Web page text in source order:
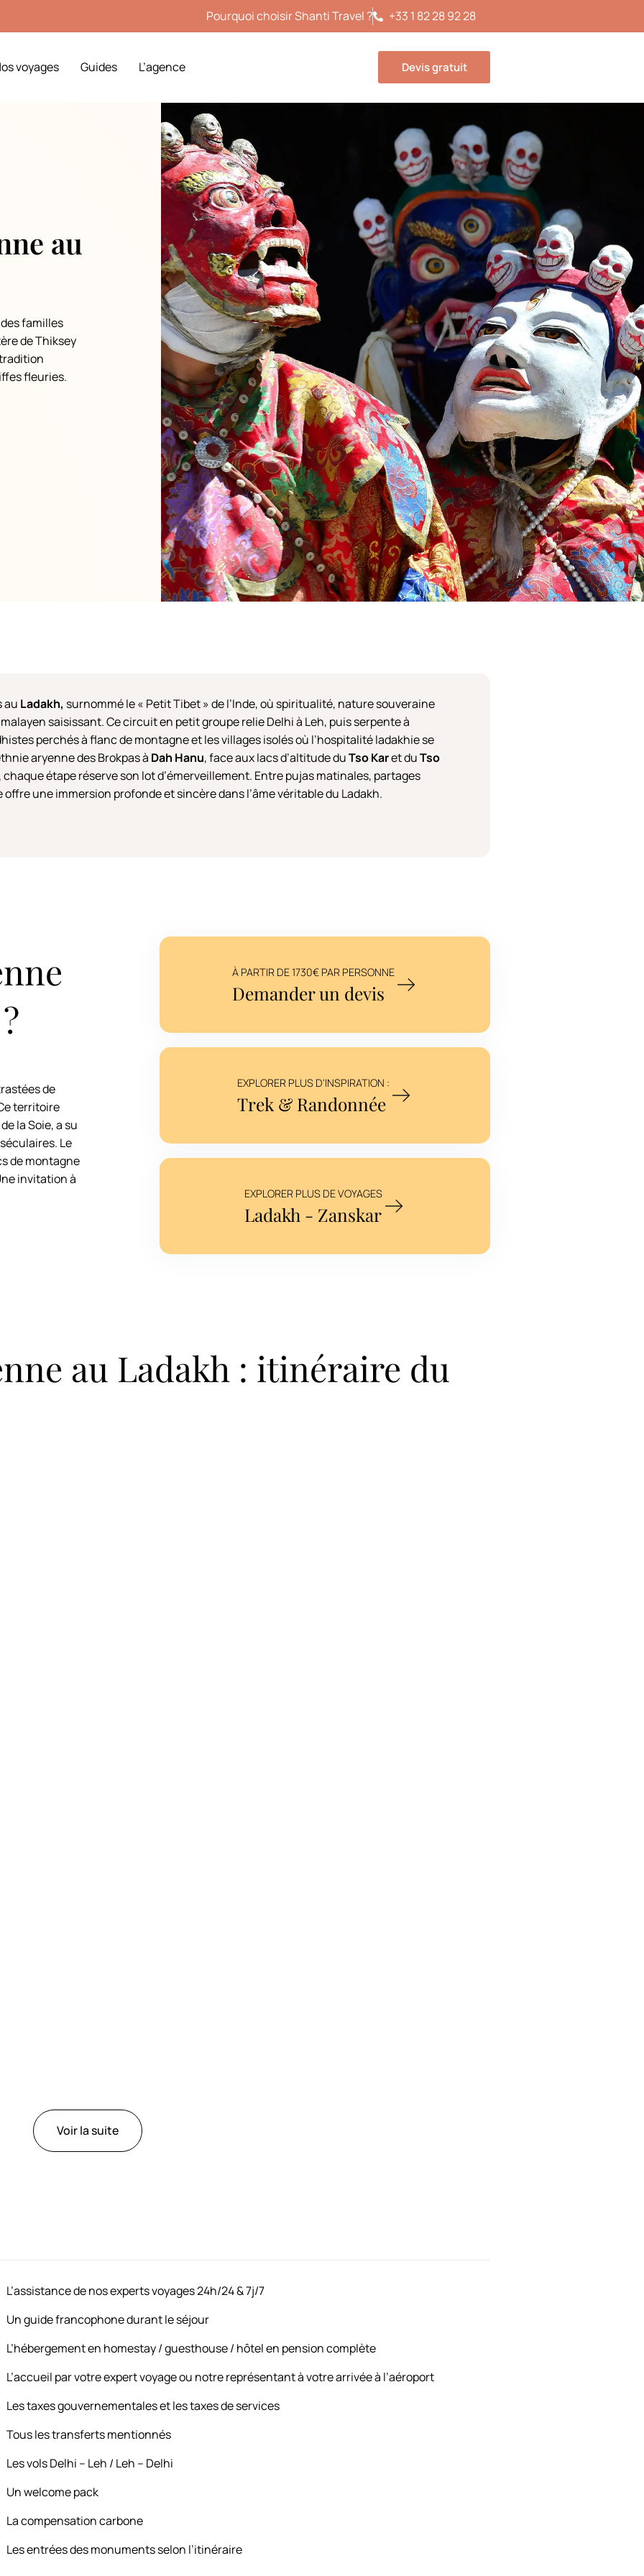
Pourquoi choisir Shanti Travel ? +33 1 82 28 92 28
voyages Guides L’agence Devis gratuit
au
familles
de Thiksey
fleuries.
au Ladakh, surnommé le « Petit Tibet » de l’Inde, où spiritualité, nature souveraine
saisissant. Ce circuit en petit groupe relie Delhi à Leh, puis serpente à
perchés à flanc de montagne et les villages isolés où l’hospitalité ladakhie se
aryenne des Brokpas à Dah Hanu, face aux lacs d’altitude duTso Karet duTso
, chaque étape réserve son lot d’émerveillement. Entre pujas matinales, partages
une immersion profonde et sincère dans l’âme véritable du Ladakh.
de
territoire
la Soie, a su
Le
de montagne
invitation à
À PARTIR DE 1730€ PAR PERSONNE
Demander un devis
EXPLORER PLUS D'INSPIRATION :
Trek & Randonnée
EXPLORER PLUS DE VOYAGES
Ladakh - Zanskar
au Ladakh : itinéraire du
de Leh
vallée de l'Indus
de Basgo, puis Likir et sa majestueuse statue dorée du Bouddha. La journée se
remarquable abritant des fresques et sculptures sans équivalent dans tout l'Himalaya.
du spirituel et de l'artistique, gravée dans les mémoires.
L’assistance de nos experts voyages 24h/24 & 7j/7
Un guide francophone durant le séjour
L’hébergement en homestay / guesthouse / hôtel en pension complète
L’accueil par votre expert voyage ou notre représentant à votre arrivée à l’aéroport
Les taxes gouvernementales et les taxes de services
Tous les transferts mentionnés
Les vols Delhi – Leh / Leh – Delhi
Un welcome pack
La compensation carbone
Les entrées des monuments selon l’itinéraire